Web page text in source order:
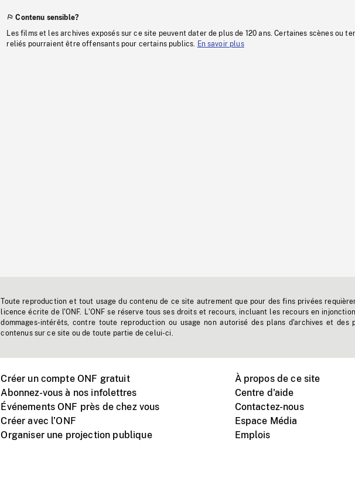
Contenu sensible?
Les films et les archives exposés sur ce site peuvent dater de plus de 120 ans. Certaines scènes ou
reliés pourraient être offensants pour certains publics.
En savoir plus
Toute reproduction et tout usage du contenu de ce site autrement que pour des fins privées
licence écrite de l'ONF. L'ONF se réserve tous ses droits et recours, incluant les recours en
dommages-intérêts, contre toute reproduction ou usage non autorisé des plans d'archives et des
contenus sur ce site ou de toute partie de celui-ci.
Créer un compte ONF gratuit
Abonnez-vous à nos infolettres
Événements ONF près de chez vous
Créer avec l’ONF
Organiser une projection publique
À propos de ce site
Centre d'aide
Contactez-nous
Espace Média
Emplois